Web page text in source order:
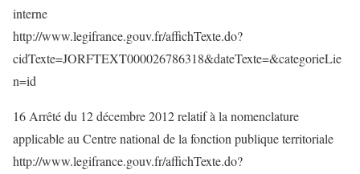
interne
http://www.legifrance.gouv.fr/affichTexte.do?
cidTexte=JORFTEXT000026786318&dateTexte=&categorieLie
n=id
16 Arrêté du 12 décembre 2012 relatif à la nomenclature
applicable au Centre national de la fonction publique territoriale
http://www.legifrance.gouv.fr/affichTexte.do?